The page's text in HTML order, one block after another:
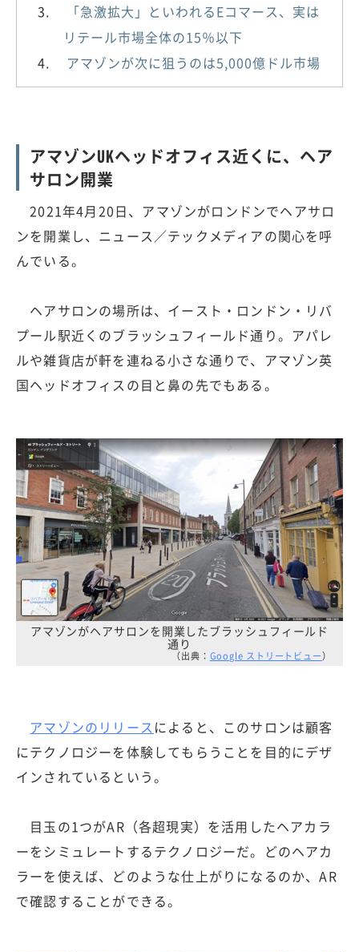
「急激拡大」といわれるEコマース、実は
リテール市場全体の15％以下
アマゾンが次に狙うのは5,000億ドル市場
アマゾンUKヘッドオフィス近くに、ヘア
サロン開業
2021年4月20日、アマゾンがロンドンでヘアサロ
ンを開業し、ニュース／テックメディアの関心を呼
んでいる。
ヘアサロンの場所は、イースト・ロンドン・リバ
プール駅近くのブラッシュフィールド通り。アパレ
ルや雑貨店が軒を連ねる小さな通りで、アマゾン英
国ヘッドオフィスの目と鼻の先でもある。
アマゾンがヘアサロンを開業したブラッシュフィールド
通り
（出典： Google ストリートビュー）
アマゾンのリリース によると、このサロンは顧客
にテクノロジーを体験してもらうことを目的にデザ
インされているという。
目玉の1つがAR（各超現実）を活用したヘアカラ
ーをシミュレートするテクノロジーだ。どのヘアカ
ラーを使えば、どのような仕上がりになるのか、AR
で確認することができる。